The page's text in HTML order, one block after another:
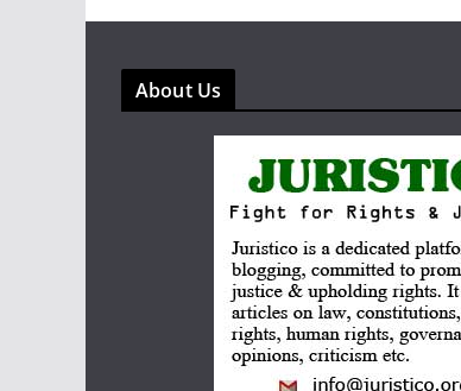
About Us